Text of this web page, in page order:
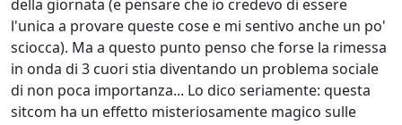
della giornata (e pensare che io credevo di essere
l'unica a provare queste cose e mi sentivo anche un po'
sciocca). Ma a questo punto penso che forse la rimessa
in onda di 3 cuori stia diventando un problema sociale
di non poca importanza... Lo dico seriamente: questa
sitcom ha un effetto misteriosamente magico sulle